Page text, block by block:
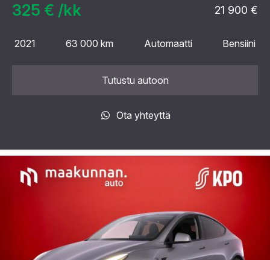
325 € /kk 21 900 €
2021 63 000 km Automaatti Bensiini
Tutustu autoon
Ota yhteyttä